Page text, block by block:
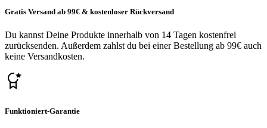
Gratis Versand ab 99€ & kostenloser Rückversand
Du kannst Deine Produkte innerhalb von 14 Tagen kostenfrei
zurücksenden. Außerdem zahlst du bei einer Bestellung ab 99€ auch
keine Versandkosten.
Funktioniert-Garantie